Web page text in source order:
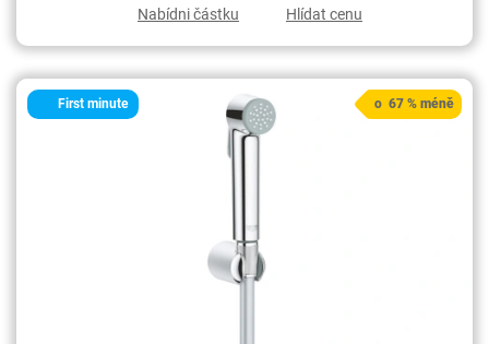
Nabídni částku
Hlídat cenu
First minute o 67 % méně